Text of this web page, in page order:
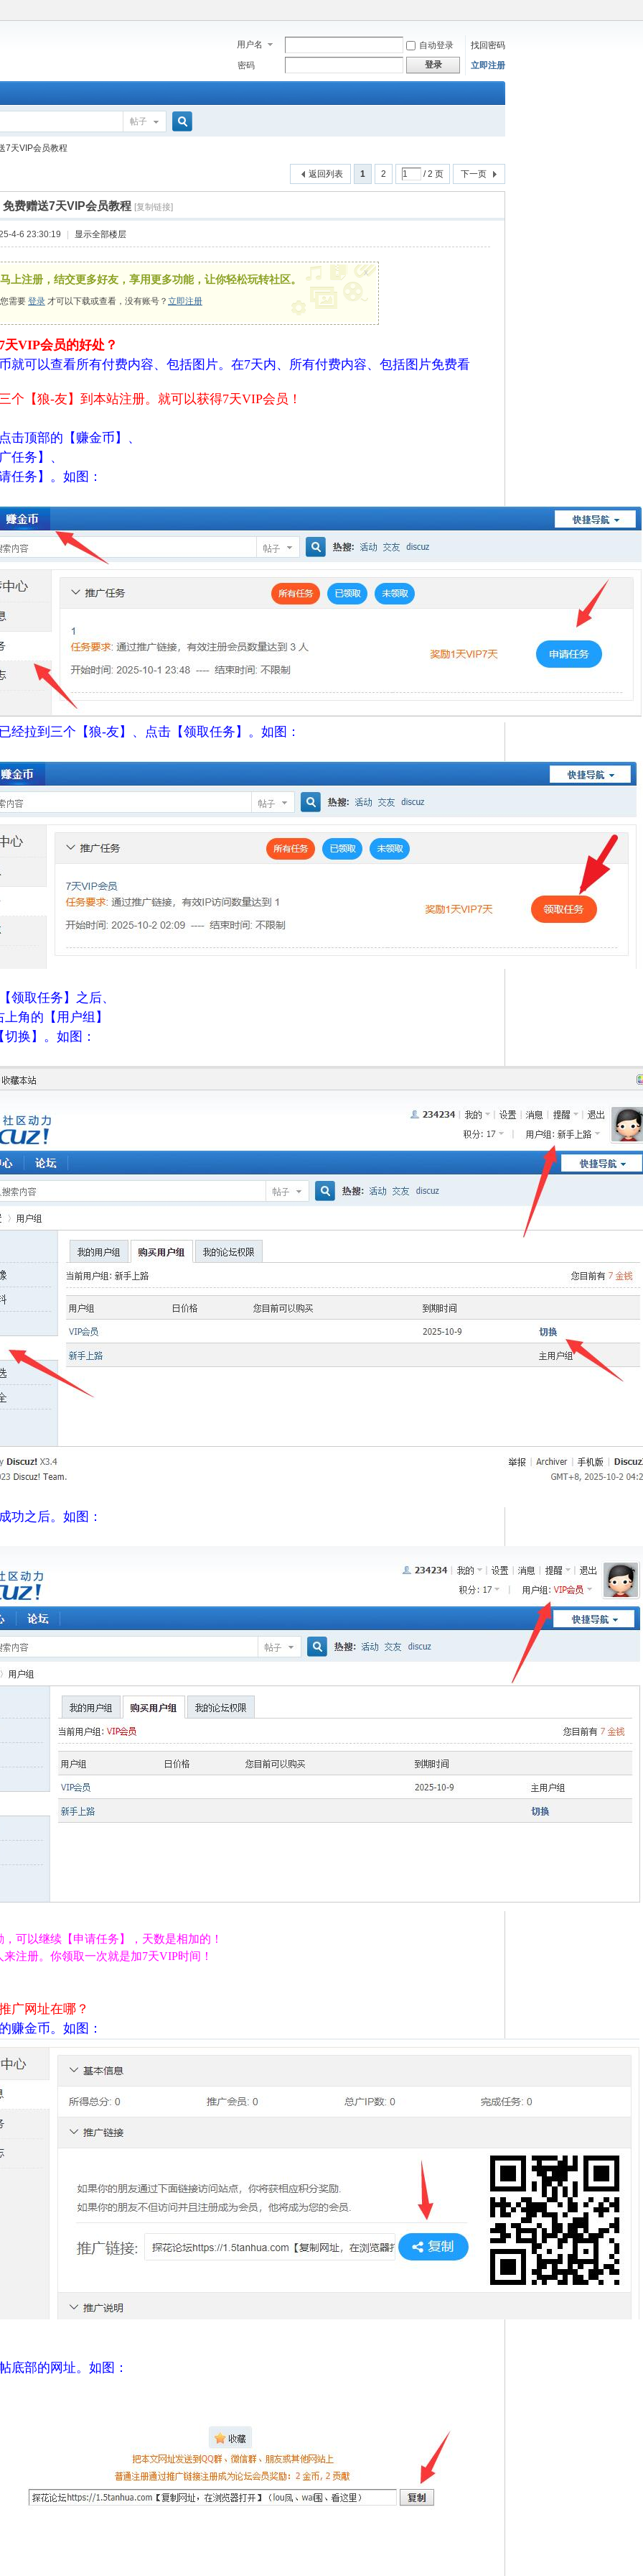
用户名 自动登录
找回密码
密码
登录 立即注册
帖子
索
7天VIP会员教程
1 2 / 2 页 下一页
返回列表
免费赠送7天VIP会员教程 [复制链接]
4-6 23:30:19 显示全部楼层
马上注册，结交更多好友，享用更多功能，让你轻松玩转社区。
您需要 登录 才可以下载或查看，没有账号？ 立即注册
x
天VIP会员的好处？
就可以查看所有付费内容、包括图片。在7天内、所有付费内容、包括图片免费看
个【狼-友】到本站注册。就可以获得7天VIP会员！
击顶部的【赚金币】、
任务】、
任务】。如图：
经拉到三个【狼-友】、点击【领取任务】。如图：
领取任务】之后、
角的【用户组】
换】。如图：
功之后。如图：
，可以继续【申请任务】，天数是相加的！
注册。你领取一次就是加7天VIP时间！
广网址在哪？
赚金币。如图：
底部的网址。如图：